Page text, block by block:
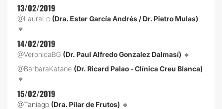
13/02/2019
@LauraLc (Dra. Ester García Andrés / Dr. Pietro Mulas)
🔹
14/02/2019
@VeronicaBG (Dr. Paul Alfredo Gonzalez Dalmasí) 🔹
@BarbaraKatane (Dr. Ricard Palao - Clínica Creu Blanca)
🔹
15/02/2019
@Taniagp (Dra. Pilar de Frutos) 🔹